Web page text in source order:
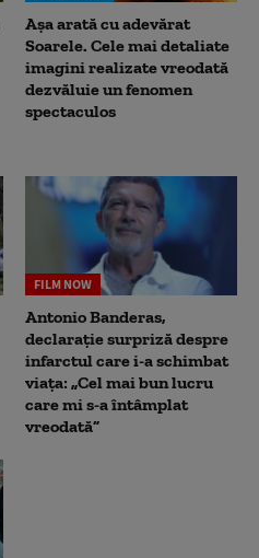
Așa arată cu adevărat
Soarele. Cele mai detaliate
imagini realizate vreodată
dezvăluie un fenomen
spectaculos
FILM NOW
Antonio Banderas,
declarație surpriză despre
infarctul care i-a schimbat
viața: „Cel mai bun lucru
care mi s-a întâmplat
vreodată”